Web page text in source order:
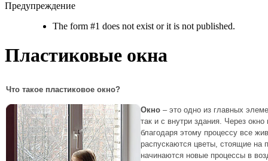
Предупреждение
The form #1 does not exist or it is not published.
Пластиковые окна
Что такое пластиковое окно?
Окно – это одно из главных
так и с внутри здания. Через
благодаря этому процессу все
распускаются цветы, стоящие на
начинаются новые процессы в